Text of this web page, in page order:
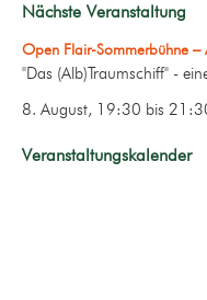
Nächste Veranstaltung
Open Flair-Sommerbühne –
"Das (Alb)Traumschiff" -
8. August, 19:30 bis
Veranstaltungskalender